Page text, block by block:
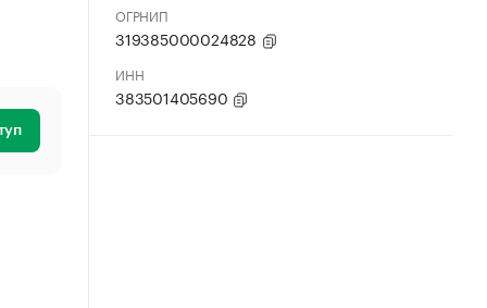
ОГРНИП
319385000024828
ИНН
383501405690